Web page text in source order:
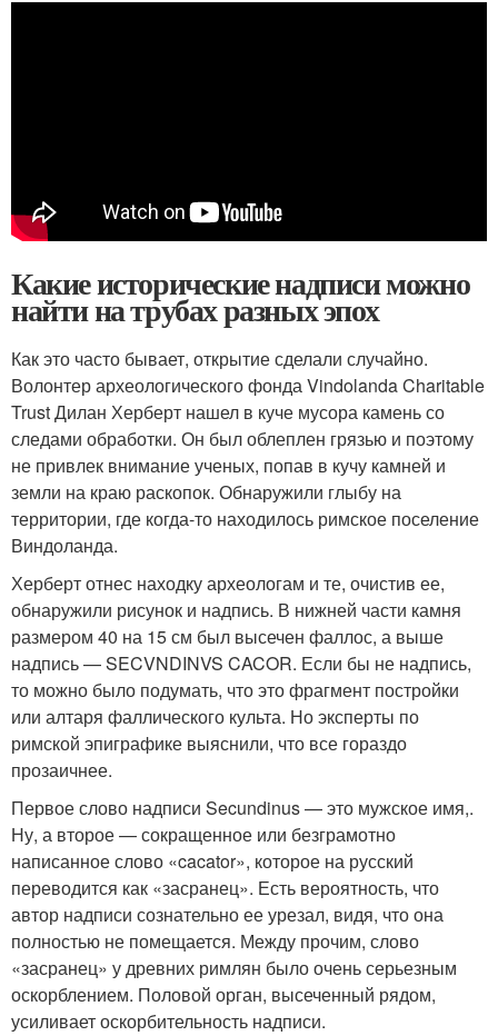
Какие исторические надписи можно
найти на трубах разных эпох
Как это часто бывает, открытие сделали случайно.
Волонтер археологического фонда Vindolanda Charitable
Trust Дилан Херберт нашел в куче мусора камень со
следами обработки. Он был облеплен грязью и поэтому
не привлек внимание ученых, попав в кучу камней и
земли на краю раскопок. Обнаружили глыбу на
территории, где когда-то находилось римское поселение
Виндоланда.
Херберт отнес находку археологам и те, очистив ее,
обнаружили рисунок и надпись. В нижней части камня
размером 40 на 15 см был высечен фаллос, а выше
надпись — SECVNDINVS CACOR. Если бы не надпись,
то можно было подумать, что это фрагмент постройки
или алтаря фаллического культа. Но эксперты по
римской эпиграфике выяснили, что все гораздо
прозаичнее.
Первое слово надписи Secundinus — это мужское имя,.
Ну, а второе — сокращенное или безграмотно
написанное слово «cacator», которое на русский
переводится как «засранец». Есть вероятность, что
автор надписи сознательно ее урезал, видя, что она
полностью не помещается. Между прочим, слово
«засранец» у древних римлян было очень серьезным
оскорблением. Половой орган, высеченный рядом,
усиливает оскорбительность надписи.